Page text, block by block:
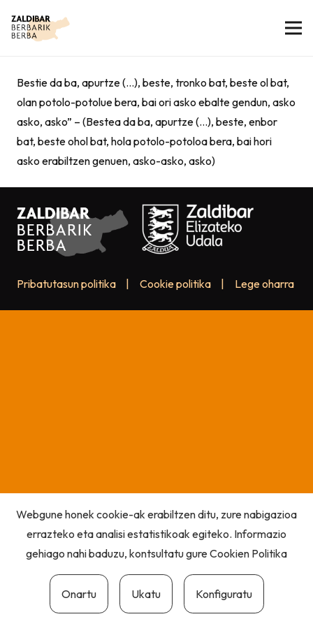
Bestie da ba, apurtze (…), beste, tronko bat, beste ol bat,
olan potolo-potolue bera, bai ori asko ebalte gendun, asko
asko, asko” – (Bestea da ba, apurtze (…), beste, enbor
bat, beste ohol bat, hola potolo-potoloa bera, bai hori
asko erabiltzen genuen, asko-asko, asko)
Pribatutasun politika Cookie politika Lege oharra
Webgune honek cookie-ak erabiltzen ditu, zure nabigazioa
errazteko eta analisi estatistikoak egiteko. Informazio
gehiago nahi baduzu, kontsultatu gureCookien Politika
Onartu Ukatu Konfiguratu